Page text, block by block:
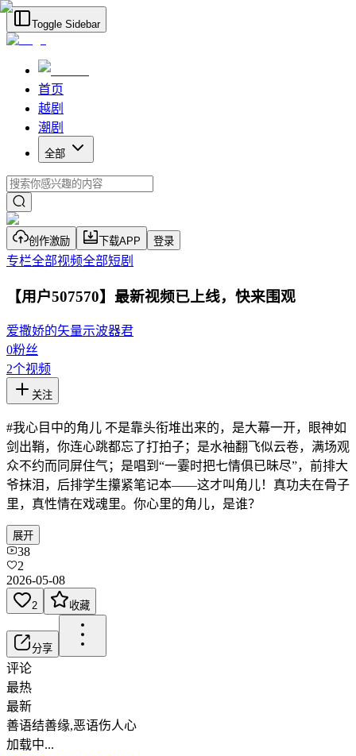
Toggle Sidebar
首页
越剧
潮剧
全部
创作激励 下载APP 登录
专栏全部视频全部短剧
【用户507570】最新视频已上线，快来围观
爱撒娇的矢量示波器君
0粉丝
2个视频
关注
#我心目中的角儿 不是靠头衔堆出来的，是大幕一开，眼神如
剑出鞘，你连心跳都忘了打拍子；是水袖翻飞似云卷，满场观
众不约而同屏住气；是唱到“一霎时把七情俱已昧尽”，前排大
爷抹泪，后排学生攥紧笔记本——这才叫角儿！真功夫在骨子
里，真性情在戏魂里。你心里的角儿，是谁？
展开
38
2
2026-05-08
2 收藏
分享
评论
最热
最新
善语结善缘,恶语伤人心
加载中...